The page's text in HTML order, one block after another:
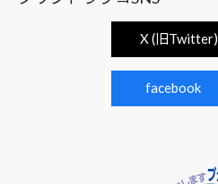
X (旧Twitter)
facebook